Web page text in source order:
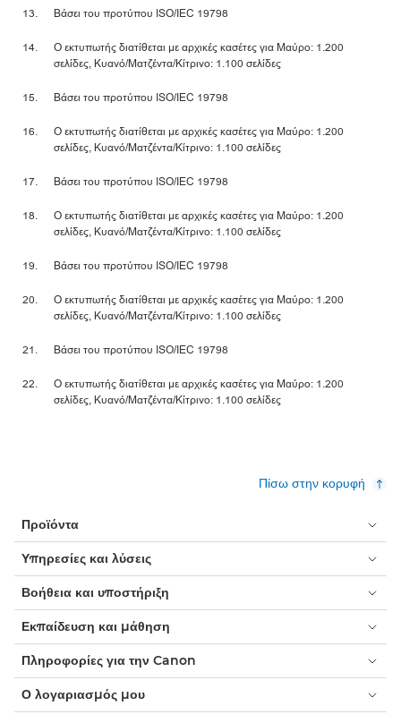
Βάσει του προτύπου ISO/IEC 19798
Ο εκτυπωτής διατίθεται με αρχικές κασέτες για Μαύρο: 1.200
σελίδες, Κυανό/Ματζέντα/Κίτρινο: 1.100 σελίδες
Βάσει του προτύπου ISO/IEC 19798
Ο εκτυπωτής διατίθεται με αρχικές κασέτες για Μαύρο: 1.200
σελίδες, Κυανό/Ματζέντα/Κίτρινο: 1.100 σελίδες
Βάσει του προτύπου ISO/IEC 19798
Ο εκτυπωτής διατίθεται με αρχικές κασέτες για Μαύρο: 1.200
σελίδες, Κυανό/Ματζέντα/Κίτρινο: 1.100 σελίδες
Βάσει του προτύπου ISO/IEC 19798
Ο εκτυπωτής διατίθεται με αρχικές κασέτες για Μαύρο: 1.200
σελίδες, Κυανό/Ματζέντα/Κίτρινο: 1.100 σελίδες
Βάσει του προτύπου ISO/IEC 19798
Ο εκτυπωτής διατίθεται με αρχικές κασέτες για Μαύρο: 1.200
σελίδες, Κυανό/Ματζέντα/Κίτρινο: 1.100 σελίδες
Πίσω στην κορυφή
Προϊόντα
Υπηρεσίες και λύσεις
Βοήθεια και υποστήριξη
Εκπαίδευση και μάθηση
Πληροφορίες για την Canon
Ο λογαριασμός μου